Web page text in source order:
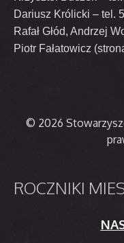
Dariusz Królicki – tel.
Rafał Głód, Andrzej
Piotr Fałatowicz
© 2026
ROCZNIKI